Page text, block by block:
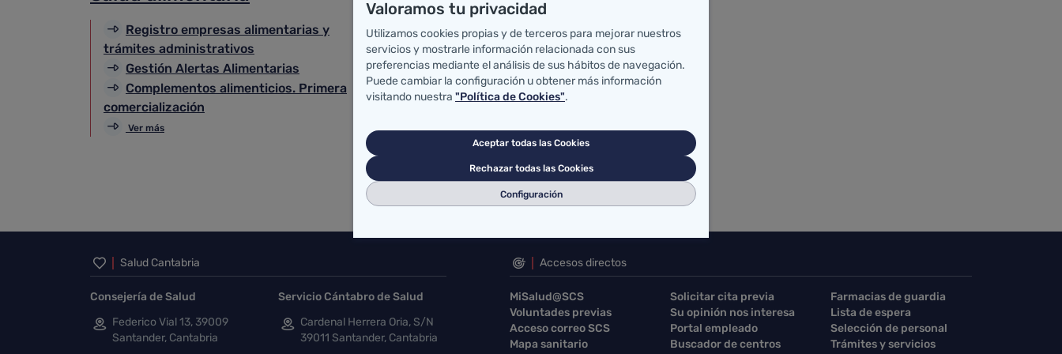
Registro empresas alimentarias y
trámites administrativos
Gestión Alertas Alimentarias
Complementos alimenticios. Primera
comercialización
Ver más
Bronceado artificial
Tatuaje, micropigmentación y piercings
Inicio del pie de página
Salud Cantabria
Consejería de Salud
Federico Vial 13, 39009
Santander, Cantabria
Servicio Cántabro de Salud
Cardenal Herrera Oria, S/N
39011 Santander, Cantabria
Accesos directos
MiSalud@SCS Solicitar cita previa
Farmacias de guardia
Voluntades previas
Su opinión nos interesa
Lista de espera
Acceso correo SCS
Portal empleado
Selección de personal
Mapa sanitario
Buscador de centros Trámites y servicios
Valoramos tu privacidad
Utilizamos cookies propias y de terceros para mejorar nuestros
servicios y mostrarle información relacionada con sus
preferencias mediante el análisis de sus hábitos de navegación.
Puede cambiar la configuración u obtener más información
visitando nuestra "Política de Cookies".
Aceptar todas las Cookies
Rechazar todas las Cookies
Configuración